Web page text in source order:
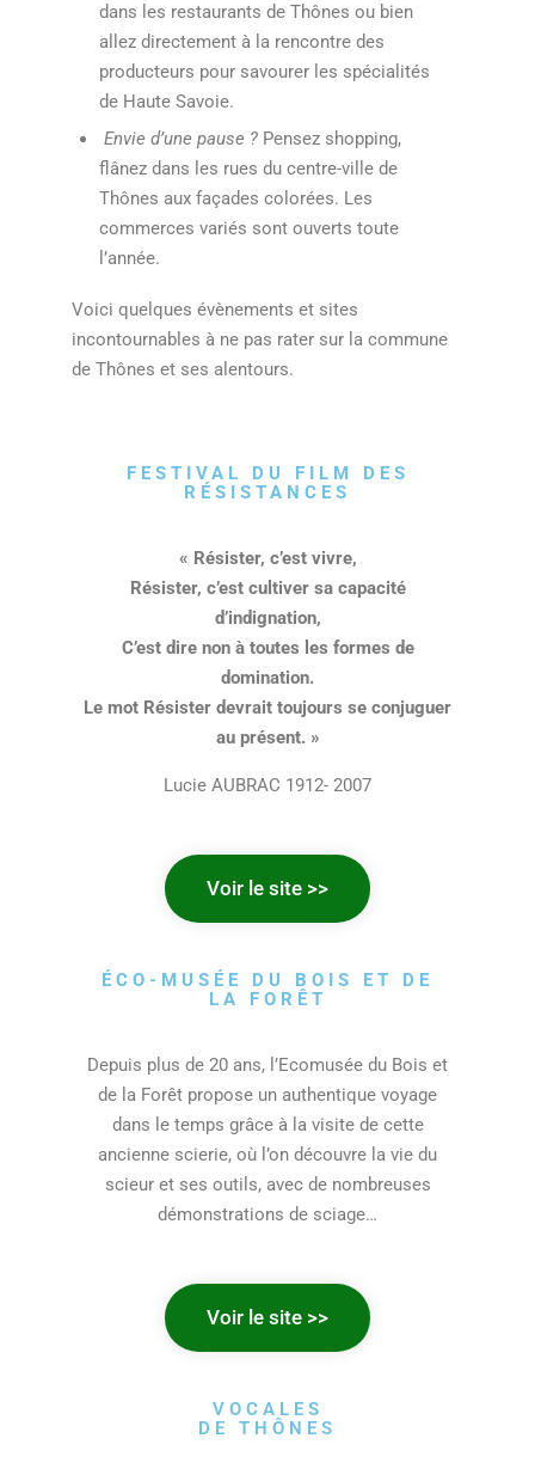
dans les restaurants de Thônes ou bien
allez directement à la rencontre des
producteurs pour savourer les spécialités
de Haute Savoie.
Envie d’une pause ?Pensez shopping,
flânez dans les rues du centre-ville de
Thônes aux façades colorées. Les
commerces variés sont ouverts toute
l’année.
Voici quelques évènements et sites
incontournables à ne pas rater sur la commune
de Thônes et ses alentours.
FESTIVAL DU FILM DES
RÉSISTANCES
« Résister, c’est vivre,
Résister, c’est cultiver sa capacité
d’indignation,
C’est dire non à toutes les formes de
domination.
Le mot Résister devrait toujours se conjuguer
au présent. »
Lucie AUBRAC 1912- 2007
Voir le site >>
ÉCO-MUSÉE DU BOIS ET DE
LA FORÊT
Depuis plus de 20 ans, l’Ecomusée du Bois et
de la Forêt propose un authentique voyage
dans le temps grâce à la visite de cette
ancienne scierie, où l’on découvre la vie du
scieur et ses outils, avec de nombreuses
démonstrations de sciage…
Voir le site >>
VOCALES
DE THÔNES